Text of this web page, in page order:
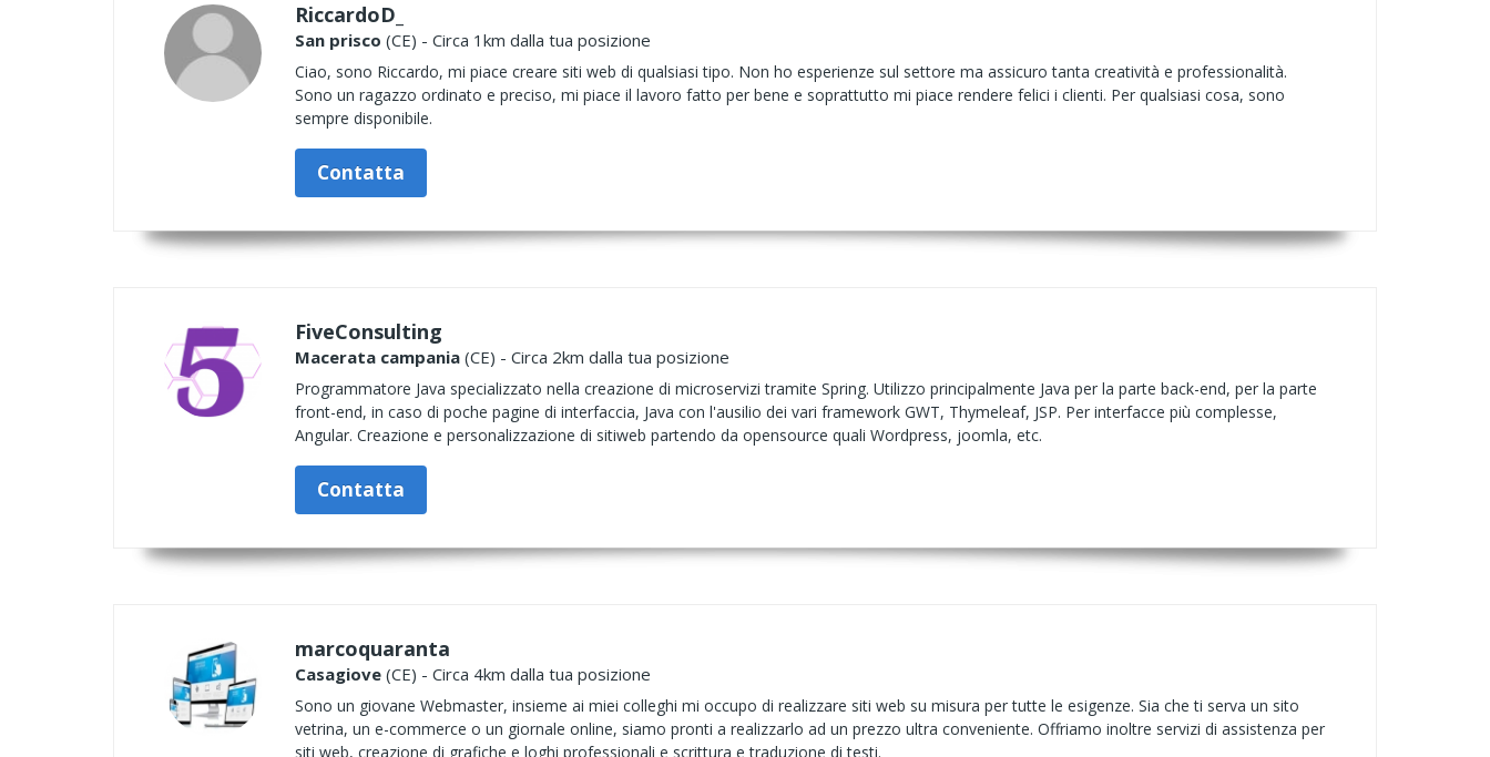
RiccardoD_
San prisco (CE) - Circa 1km dalla tua posizione
Ciao, sono Riccardo, mi piace creare siti web di qualsiasi tipo. Non ho esperienze sul settore ma assicuro tanta creatività e professionalità.
Sono un ragazzo ordinato e preciso, mi piace il lavoro fatto per bene e soprattutto mi piace rendere felici i clienti. Per qualsiasi cosa, sono
sempre disponibile.
Contatta
FiveConsulting
Macerata campania (CE) - Circa 2km dalla tua posizione
Programmatore Java specializzato nella creazione di microservizi tramite Spring. Utilizzo principalmente Java per la parte back-end, per la parte
front-end, in caso di poche pagine di interfaccia, Java con l'ausilio dei vari framework GWT, Thymeleaf, JSP. Per interfacce più complesse,
Angular. Creazione e personalizzazione di sitiweb partendo da opensource quali Wordpress, joomla, etc.
Contatta
marcoquaranta
Casagiove (CE) - Circa 4km dalla tua posizione
Sono un giovane Webmaster, insieme ai miei colleghi mi occupo di realizzare siti web su misura per tutte le esigenze. Sia che ti serva un sito
vetrina, un e-commerce o un giornale online, siamo pronti a realizzarlo ad un prezzo ultra conveniente. Offriamo inoltre servizi di assistenza per
siti web, creazione di grafiche e loghi professionali e scrittura e traduzione di testi.